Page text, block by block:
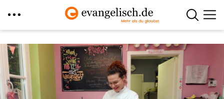
zum
Inhalt